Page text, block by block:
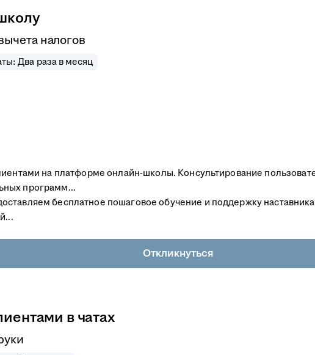
налогов
Два раза в месяц
на платформе онлайн-школы. Консультирование
программ...
бесплатное пошаговое обучение и поддержку наставника
Откликнуться
в чатах